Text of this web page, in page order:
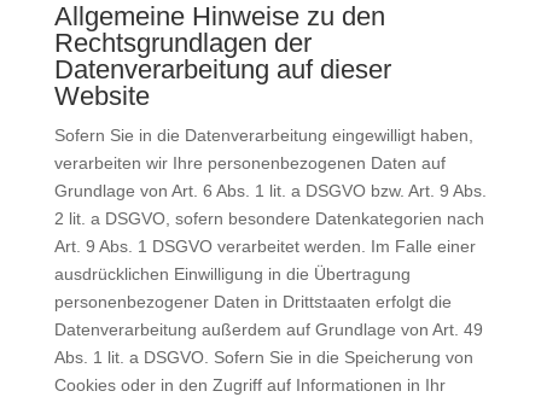
Allgemeine Hinweise zu den
Rechtsgrundlagen der
Datenverarbeitung auf dieser
Website
Sofern Sie in die Datenverarbeitung eingewilligt haben,
verarbeiten wir Ihre personenbezogenen Daten auf
Grundlage von Art. 6 Abs. 1 lit. a DSGVO bzw. Art. 9 Abs.
2 lit. a DSGVO, sofern besondere Datenkategorien nach
Art. 9 Abs. 1 DSGVO verarbeitet werden. Im Falle einer
ausdrücklichen Einwilligung in die Übertragung
personenbezogener Daten in Drittstaaten erfolgt die
Datenverarbeitung außerdem auf Grundlage von Art. 49
Abs. 1 lit. a DSGVO. Sofern Sie in die Speicherung von
Cookies oder in den Zugriff auf Informationen in Ihr